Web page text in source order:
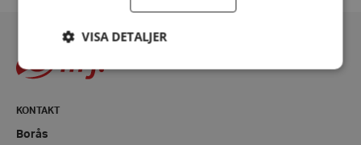
KONTAKT
Borås
VISA DETALJER